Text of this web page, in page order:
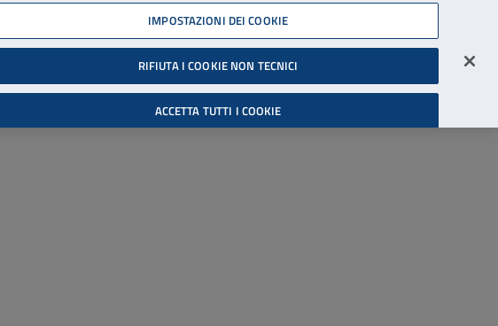
06 45539607
Accessibilità
Cerca
Accedi all'area riservata
IMPOSTAZIONI DEI COOKIE
RIFIUTA I COOKIE NON TECNICI
ACCETTA TUTTI I COOKIE